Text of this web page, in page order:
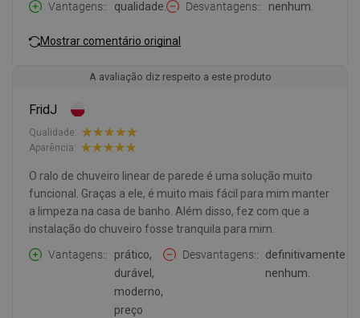
Vantagens:
qualidade. Desvantagens: nenhum.
Mostrar comentário original
A avaliação diz respeito a este produto
FridJ
Qualidade:
Aparência:
O ralo de chuveiro linear de parede é uma solução muito
funcional. Graças a ele, é muito mais fácil para mim manter
a limpeza na casa de banho. Além disso, fez com que a
instalação do chuveiro fosse tranquila para mim.
Vantagens:
prático,
durável,
moderno,
preço
Desvantagens:
definitivamente
nenhum.